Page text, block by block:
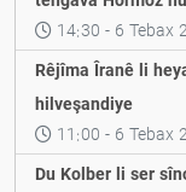
Encumenên
tengava Hormoz
14:30 - 6 Tebax
Rêjîma Îranê li
hilveşandiye
11:00 - 6 Tebax